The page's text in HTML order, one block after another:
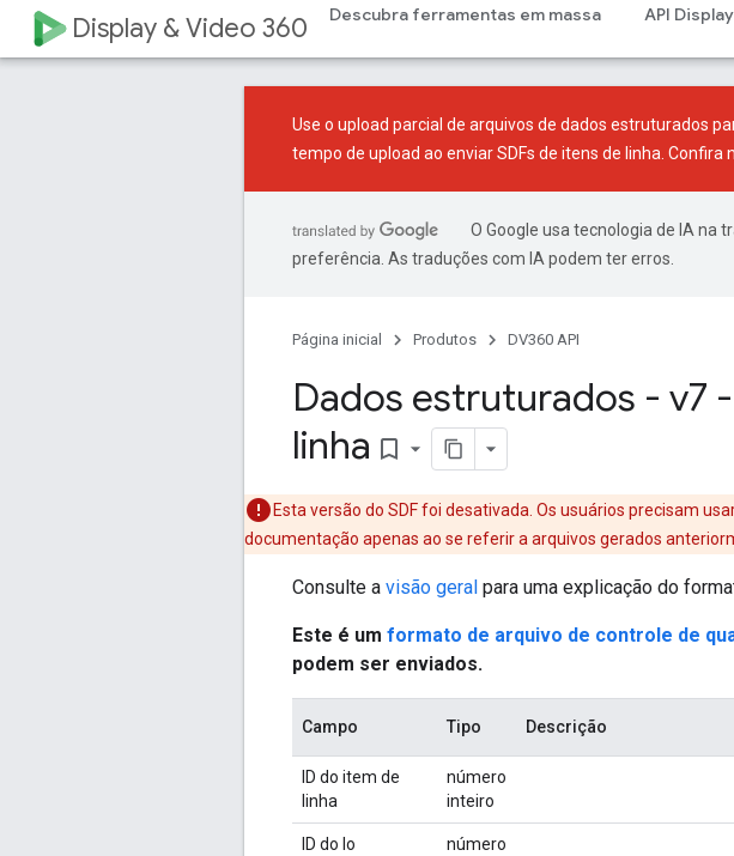
Display & Video 360 Descubra ferramentas em massa API
Use o upload parcial de arquivos de dados estruturados
tempo de upload ao enviar SDFs de itens de linha. Confira
O Google usa tecnologia de IA na
preferência. As traduções com IA podem ter erros.
Página inicial Produtos DV360 API
Dados estruturados - v7
linha bookmark_border
Esta versão do SDF foi desativada. Os usuários precisam
documentação apenas ao se referir a arquivos gerados
Consulte a visão geral para uma explicação do
Este é um formato de arquivo de controle de
podem ser enviados.
Campo Tipo Descrição
ID do item de
linha
número
inteiro
ID do Io
número